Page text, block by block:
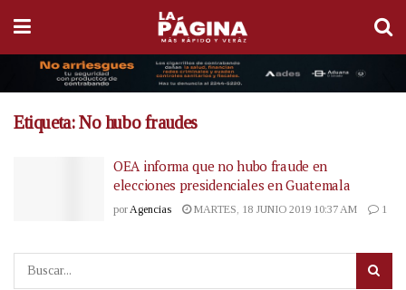
Etiqueta:No hubo fraudes
OEA informa que no hubo fraude en
elecciones presidenciales en Guatemala
por Agencias MARTES, 18 JUNIO 2019 10:37 AM 1